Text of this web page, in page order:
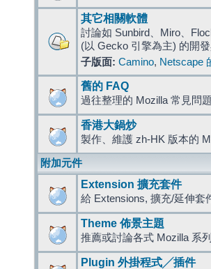
其它相關軟體
討論如 Sunbird、Miro、
(以 Gecko 引擎為主) 的開
子版面: Camino, Netscape
舊的 FAQ
過往整理的 Mozilla 常見問
香港大鍋炒
製作、維護 zh-HK 版本的
附加元件
Extension 擴充套件
給 Extensions, 擴充/延伸套
Theme 佈景主題
推薦或討論各式 Mozilla 系
Plugin 外掛程式╱插件